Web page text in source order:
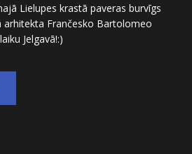
Lielupes krastā paveras burvīgs
arhitekta Frančesko Bartolomeo
Jelgavā!:)